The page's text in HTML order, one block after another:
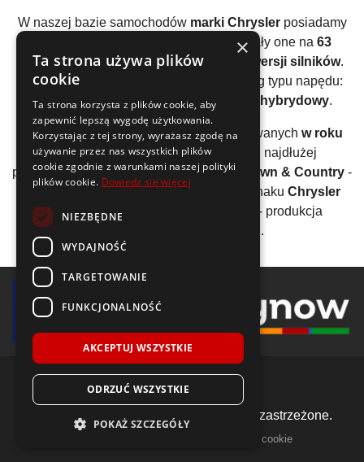
W naszej bazie samochodów marki Chryslerposiadamy
pojazdów. Podzielone zostały one na 63
generacje. Do tej pory znaleźliśmy 197 wersji silników.
Samochody
można podzielić wg typu napędu:
91,88% benzyna , 7,11%diesel, 1,02% hybrydowy.
Jednym z pierwszych modeli wyprodukowanych w roku
1957 jestChrysler Saratoga
. Z kolei najdłużej
produkowane auto tej marki toChrysler Town & Country -
28 lat
. W grupie najnowszych aut spod znaku Chrysler
wyróżnić można np.
- produkcja
.
© 2018-2026 Voida.pl. Wszelkie prawa zastrzeżone.
polityka plików cookie
×
Ta strona używa plików
cookie
Ta strona korzysta z plików cookie, aby
zapewnić lepszą wygodę użytkowania.
Korzystając z tej strony, wyrażasz zgodę na
używanie przez nas wszystkich plików
cookie zgodnie z warunkami naszej polityki
plików cookie. Dowiedz się więcej
NIEZBĘDNE
WYDAJNOŚĆ
TARGETOWANIE
FUNKCJONALNOŚĆ
AKCEPTUJ WSZYSTKIE
ODRZUĆ WSZYSTKIE
POKAŻ SZCZEGÓŁY